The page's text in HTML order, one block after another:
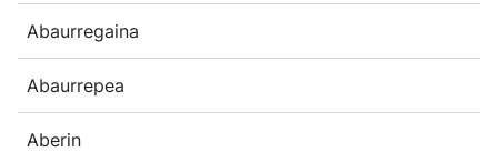
Abaurregaina
Abaurrepea
Aberin